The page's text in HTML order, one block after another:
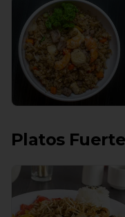
Platos